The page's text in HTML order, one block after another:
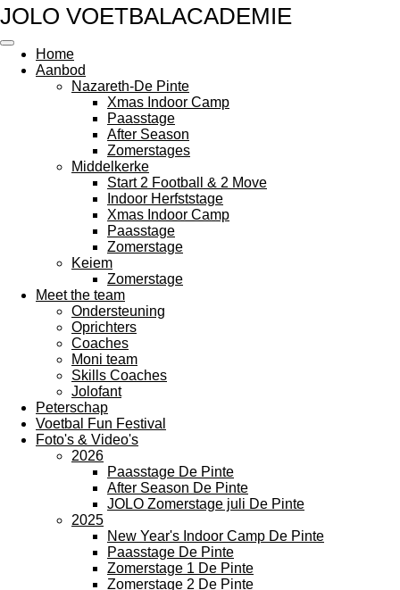
Ga
naar
hoofdinhoud
JOLO VOETBALACADEMIE
Home
Aanbod
Nazareth-De Pinte
Xmas Indoor Camp
Paasstage
After Season
Zomerstages
Middelkerke
Start 2 Football & 2 Move
Indoor Herfststage
Xmas Indoor Camp
Paasstage
Zomerstage
Keiem
Zomerstage
Meet the team
Ondersteuning
Oprichters
Coaches
Moni team
Skills Coaches
Jolofant
Peterschap
Voetbal Fun Festival
Foto's & Video's
2026
Paasstage De Pinte
After Season De Pinte
JOLO Zomerstage juli De Pinte
2025
New Year's Indoor Camp De Pinte
Paasstage De Pinte
Zomerstage 1 De Pinte
Zomerstage 2 De Pinte